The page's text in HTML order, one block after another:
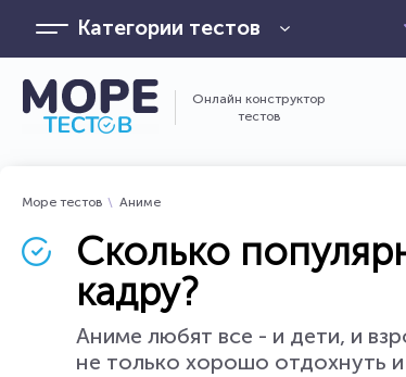
Категории тестов
Онлайн конструктор
тестов
Море тестов Аниме
Сколько
кадру?
Аниме любят все - и дети, и
не только хорошо отдохнуть